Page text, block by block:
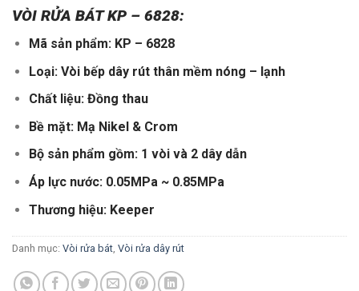
VÒI RỬA BÁT KP – 6828:
Mã sản phẩm: KP – 6828
Loại: Vòi bếp dây rút thân mềm nóng – lạnh
Chất liệu: Đồng thau
Bề mặt: Mạ Nikel & Crom
Bộ sản phẩm gồm: 1 vòi và 2 dây dẫn
Áp lực nước: 0.05MPa ~ 0.85MPa
Thương hiệu: Keeper
Danh mục: Vòi rửa bát, Vòi rửa dây rút